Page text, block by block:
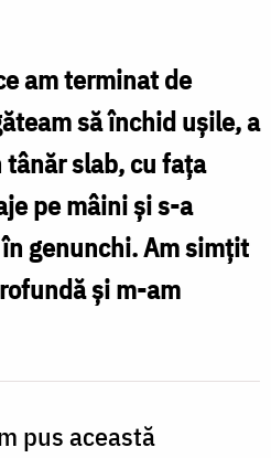
am terminat de
să închid ușile, a
slab, cu fața
pe mâini și s-a
genunchi. Am simțit
și m-am
pus această